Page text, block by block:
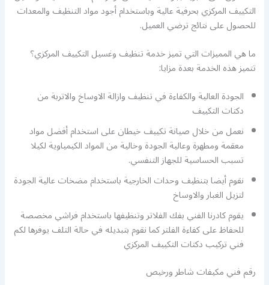
التكييف المركزي بحرفية عالية وباستخدام أجود مواد التنظيف والمعدات
للحصول على نتائج ترضي العميل.
ما هي المميزات التي تميز خدمة تنظيف وغسيل التكييف المركزي؟
تتميز هذه الخدمة بعدة مزايا:
الجودة العالية والكفاءة في تنظيف وازالة الاوساخ والاتربة من
دكتات التكييف
نعمل من خلال صيانة تكييف خيطان على استخدام أفضل مواد
معقمة ومطهرة وعالية الجودة وخالية من المواد الكيمياوية لكيلا
تسبب الحساسية للجهاز التنفسي.
نقوم أيضا بتنظيف وحدات الخارجية باستخدام مضخات عالية الجودة
لتزيل الغبار والاوساخ
يقوم كادرنا الفني بفك الفلاتر وتنظيفها باستخدام فراشي مخصصة
للحفاظ على كفاءة الفلتر كما نقوم بتبديله في حالة التلف يوفرها لكم
فني تركيب دكتات التكييف المركزي
رقم فني مكيفات شاطر ورخيص